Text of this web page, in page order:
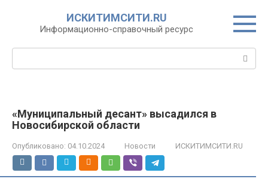
ИСКИТИМСИТИ.RU
Информационно-справочный ресурс
«Муниципальный десант» высадился в
Новосибирской области
Опубликовано: 04.10.2024 Новости ИСКИТИМСИТИ.RU